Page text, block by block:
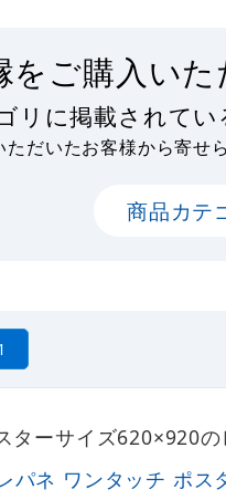
をご購入い
リに掲載されて
だいたお客様から寄せ
商品カテ
ターサイズ620×920の
パネ ワンタッチ ポス